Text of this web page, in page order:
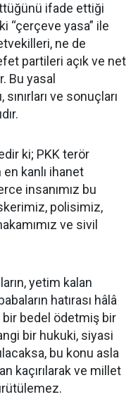
ifade ettiği
“çerçeve yasa” ile
ne de
partileri açık ve net
Bu yasal
ve sonuçları
ki; PKK terör
kanlı ihanet
insanımız bu
polisimiz,
ve sivil
yetim kalan
hatırası hâlâ
bir bedel ödetmiş bir
bir hukuki, siyasi
bu konu asla
kaçırılarak ve millet